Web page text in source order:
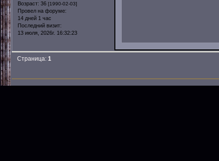
Возраст: 36 [1990-02-03]
Провел на форуме:
14 дней 1 час
Последний визит:
13 июля, 2026г. 16:32:23
Страница:1